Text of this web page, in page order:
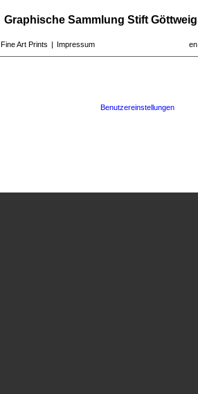
Graphische Sammlung Stift Göttweig
en
Fine Art Prints | Impressum
Benutzereinstellungen